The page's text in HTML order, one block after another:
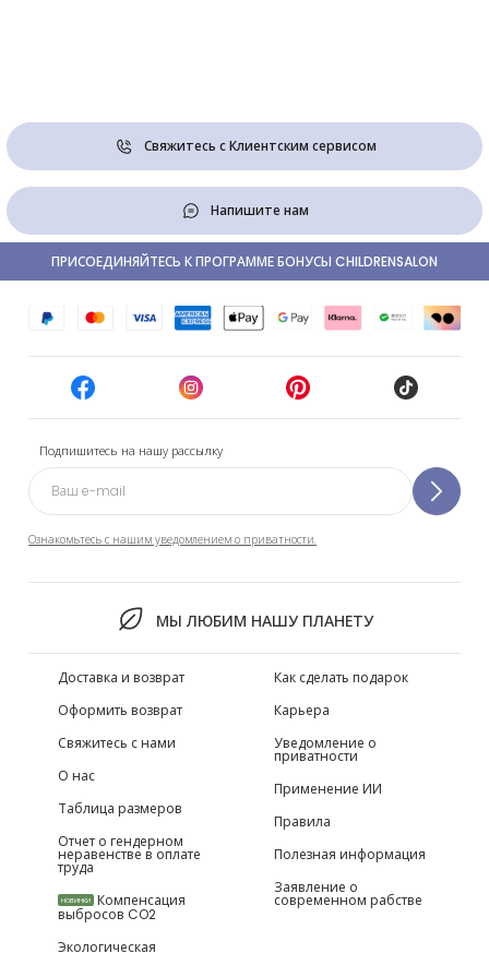
Свяжитесь с Клиентским сервисом
Напишите нам
Подпишитесь на нашу рассылку
Ознакомьтесь с нашим уведомлением о приватности.
МЫ ЛЮБИМ НАШУ ПЛАНЕТУ
ПРИСОЕДИНЯЙТЕСЬ К ПРОГРАММЕ БОНУСЫ CHILDRENSALON
Доставка и возврат
Оформить возврат
Свяжитесь с нами
О нас
Таблица размеров
Отчет о гендерном
неравенстве в оплате
труда
НОВИНКИ Компенсация
выбросов CO2
Экологическая
Как сделать подарок
Карьера
Уведомление о
приватности
Применение ИИ
Правила
Полезная информация
Заявление о
современном рабстве